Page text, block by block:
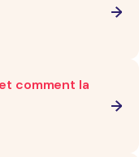
comment la